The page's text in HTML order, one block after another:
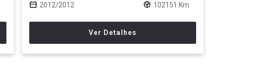
2012/2012 102151 Km
Ver Detalhes